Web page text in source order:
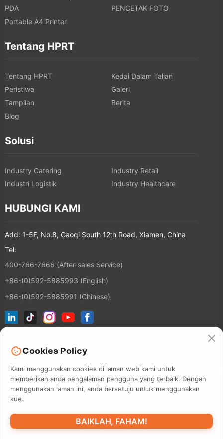
PDA
PENCETAK FOTO
Portable A4 Printer
Tentang HPRT
Tentang HPRT
Kedai Dalam Talian
Peristiwa
Galeri
Tampilan
Berita
Blog
Solusi
Industry Catering
Industry Retail
Industri Logistik
Industry Healthcare
HUBUNGI KAMI
Add: 1-5F, No.8, Gaoqi South 12th Road, Xiamen, China
Tel:
400-766-7666 (After-sales Service)
+86-(0)592-5885993 (English)
+86-(0)592-5885991 (Chinese)
Sertai Senarai Emel Kami
©2026 XIAMEN HANIN CO., LTD.POLISI PRIVASI
PENGGUNAAN PETA LAMAN WEB
Cookies Policy
Kami menggunakan cookies di laman web kami untuk
memberikan anda pengalaman pengguna yang terbaik. Dengan
menggunakan laman ini, anda bersetuju untuk menggunakan
kue.
BAIKLAH, FAHAM!